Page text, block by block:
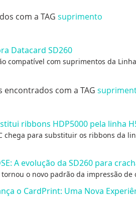
com a TAG suprimento
Datacard SD260
compatível com suprimentos da
encontrados com a TAG
ribbons HDP5000 pela linha
chega para substituir os ribbons da
A evolução da SD260 para
o novo padrão da impressão de
o CardPrint: Uma Nova